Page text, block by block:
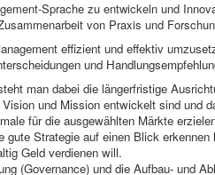
Sprache zu entwickeln und
von Praxis und
effizient und effektiv
und
man dabei die längerfristige
und Mission entwickelt sind und
für die ausgewählten Märkte
gute Strategie auf einen Blick
Geld verdienen will.
(Governance) und die Aufbau- und